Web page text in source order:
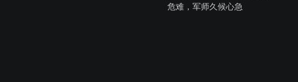
危难，军师久候心急